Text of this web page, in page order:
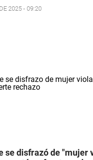
2025 - 09:20
se disfrazó de "mujer